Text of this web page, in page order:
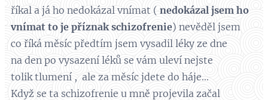
říkal a já ho nedokázal vnímat ( nedokázal jsem ho
vnímat to je příznak schizofrenie) nevěděl jsem
co říká měsíc předtím jsem vysadil léky ze dne
na den po vysazení léků se vám uleví nejste
tolik tlumení , ale za měsíc jdete do háje...
Když se ta schizofrenie u mně projevila začal